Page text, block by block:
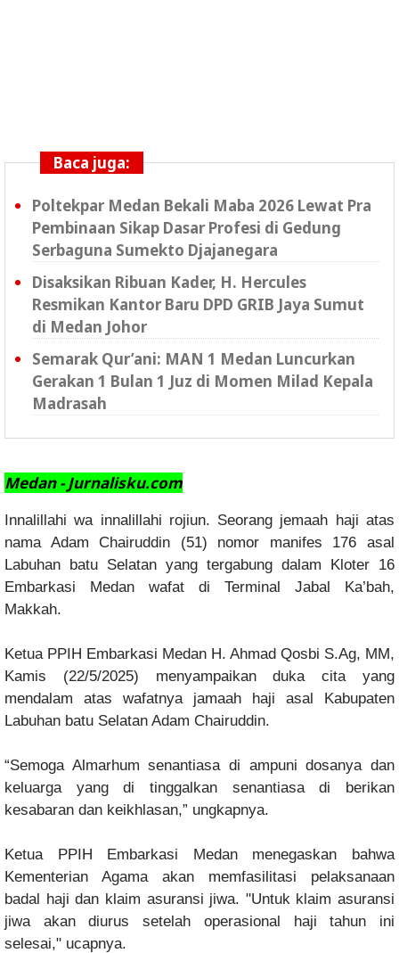
Baca juga:
Poltekpar Medan Bekali Maba 2026 Lewat Pra
Pembinaan Sikap Dasar Profesi di Gedung
Serbaguna Sumekto Djajanegara
Disaksikan Ribuan Kader, H. Hercules
Resmikan Kantor Baru DPD GRIB Jaya Sumut
di Medan Johor
Semarak Qur’ani: MAN 1 Medan Luncurkan
Gerakan 1 Bulan 1 Juz di Momen Milad Kepala
Madrasah
Medan - Jurnalisku.com
Innalillahi wa innalillahi rojiun. Seorang jemaah haji atas
nama Adam Chairuddin (51) nomor manifes 176 asal
Labuhan batu Selatan yang tergabung dalam Kloter 16
Embarkasi Medan wafat di Terminal Jabal Ka’bah,
Makkah.
Ketua PPIH Embarkasi Medan H. Ahmad Qosbi S.Ag, MM,
Kamis (22/5/2025) menyampaikan duka cita yang
mendalam atas wafatnya jamaah haji asal Kabupaten
Labuhan batu Selatan Adam Chairuddin.
“Semoga Almarhum senantiasa di ampuni dosanya dan
keluarga yang di tinggalkan senantiasa di berikan
kesabaran dan keikhlasan,” ungkapnya.
Ketua PPIH Embarkasi Medan menegaskan bahwa
Kementerian Agama akan memfasilitasi pelaksanaan
badal haji dan klaim asuransi jiwa. "Untuk klaim asuransi
jiwa akan diurus setelah operasional haji tahun ini
selesai," ucapnya.